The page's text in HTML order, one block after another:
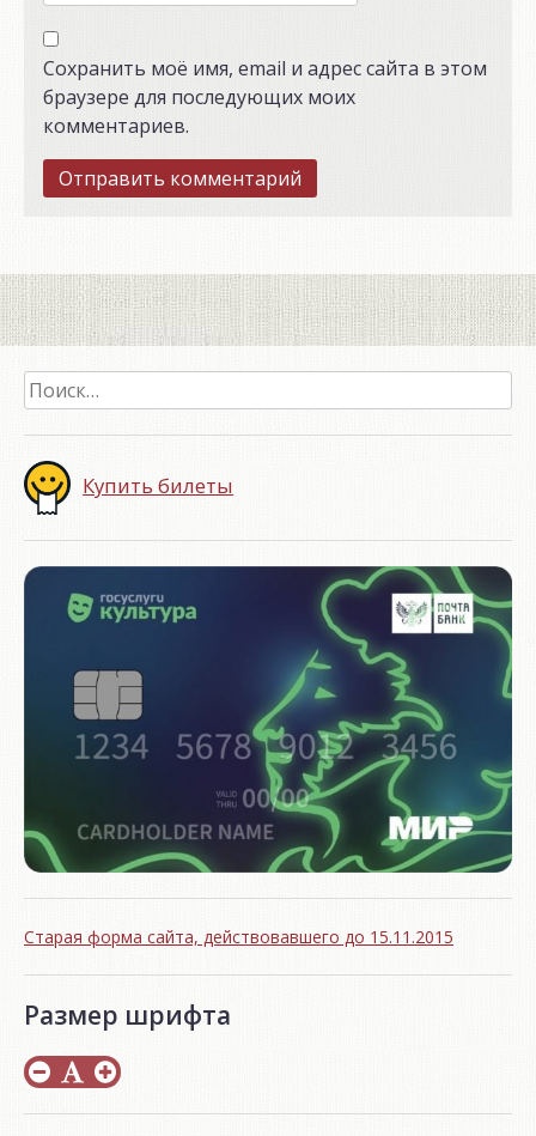
Сохранить моё имя, email и адрес сайта в этом
браузере для последующих моих
комментариев.
Найти:
Купить билеты
Старая форма сайта, действовавшего до 15.11.2015
Размер шрифта